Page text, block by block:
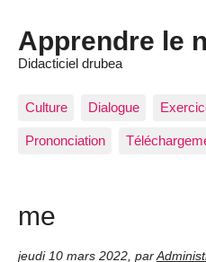
Apprendre le
Didacticiel drubea
Culture Dialogue
Prononciation
me
jeudi 10 mars 2022 par